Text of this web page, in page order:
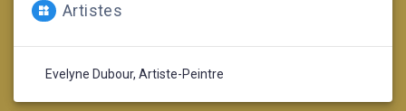
Artistes
Evelyne Dubour, Artiste-Peintre